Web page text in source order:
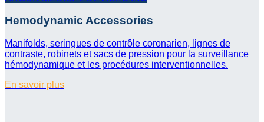
Hemodynamic Accessories
Manifolds, seringues de contrôle coronarien, lignes de
contraste, robinets et sacs de pression pour la surveillance
hémodynamique et les procédures interventionnelles.
En savoir plus